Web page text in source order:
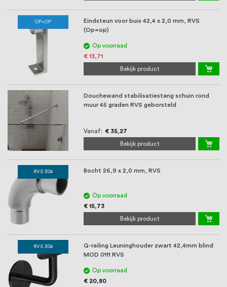
OP=OP
Eindsteun voor buis 42,4 x 2,0 mm, RVS
(Op=op)
Op voorraad
€ 13,71
Bekijk product
Douchewand stabilisatiestang schuin rond
muur 45 graden RVS geborsteld
Vanaf € 35,27
Bekijk product
RVS 304 Bocht 26,9 x 2,0 mm, RVS
Op voorraad
€ 15,73
Bekijk product
RVS 304
Q-railing Leuninghouder zwart 42,4mm blind
MOD 0111 RVS
Op voorraad
€ 20,80